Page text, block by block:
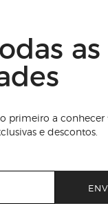
as
primeiro a conhecer
e descontos.